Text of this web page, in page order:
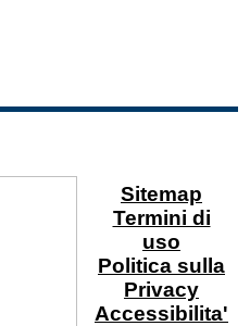
Sitemap
Termini di
uso
Politica sulla
Privacy
Accessibilita'